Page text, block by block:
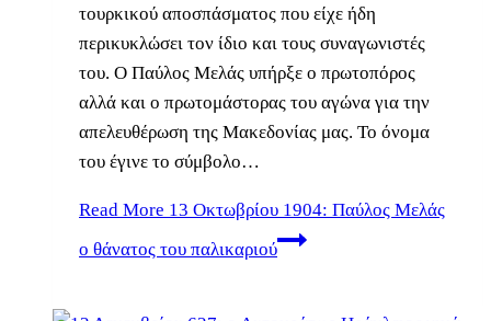
τουρκικού αποσπάσματος που είχε ήδη
περικυκλώσει τον ίδιο και τους συναγωνιστές
του. Ο Παύλος Μελάς υπήρξε ο πρωτοπόρος
αλλά και ο πρωτομάστορας του αγώνα για την
απελευθέρωση της Μακεδονίας μας. Το όνομα
του έγινε το σύμβολο…
Read More 13 Οκτωβρίου 1904: Παύλος Μελάς
ο θάνατος του παλικαριού